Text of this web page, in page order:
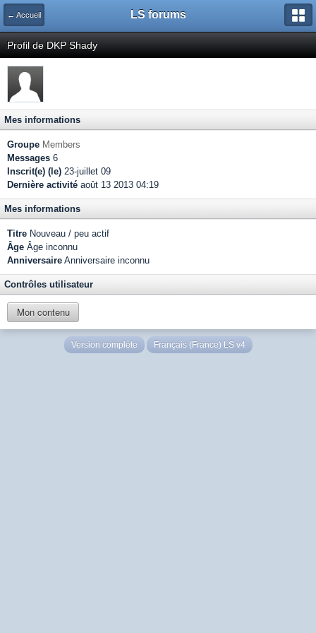
← Accueil LS forums
Profil de DKP Shady
Mes informations
Groupe Members
Messages 6
Inscrit(e) (le) 23-juillet 09
Dernière activité août 13 2013 04:19
Mes informations
Titre Nouveau / peu actif
Âge Âge inconnu
Anniversaire Anniversaire inconnu
Contrôles utilisateur
Mon contenu
Version complète Français (France) LS v4